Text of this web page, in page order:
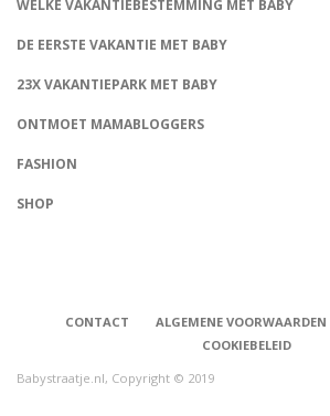
WELKE VAKANTIEBESTEMMING MET BABY
DE EERSTE VAKANTIE MET BABY
23X VAKANTIEPARK MET BABY
ONTMOET MAMABLOGGERS
FASHION
SHOP
CONTACT ALGEMENE VOORWAARDEN
COOKIEBELEID
Babystraatje.nl, Copyright © 2019